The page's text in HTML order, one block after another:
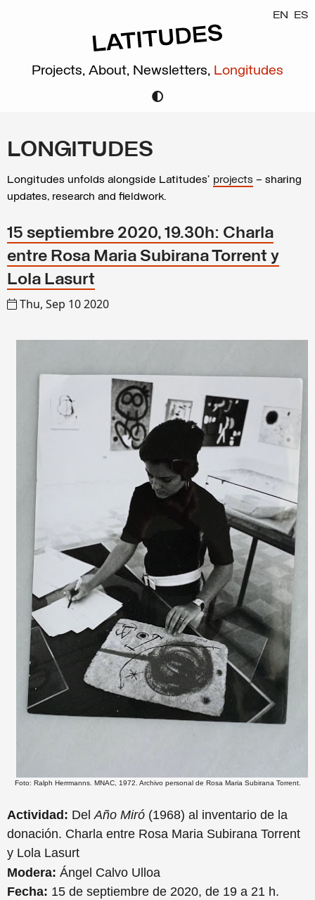
EN ES
Projects, About, Newsletters, Longitudes
LONGITUDES
Longitudes unfolds alongside Latitudes’ projects – sharing
updates, research and fieldwork.
15 septiembre 2020, 19.30h: Charla
entre Rosa Maria Subirana Torrent y
Lola Lasurt
Thu, Sep 10 2020
Foto: Ralph Herrmanns. MNAC, 1972. Archivo personal de Rosa Maria Subirana Torrent.
Actividad: DelAño Miró (1968) al inventario de la
donación. Charla entre Rosa Maria Subirana Torrent
y Lola Lasurt
Modera: Ángel Calvo Ulloa
Fecha: 15 de septiembre de 2020, de 19 a 21 h.